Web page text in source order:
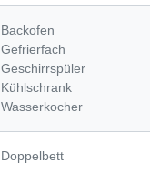
Backofen
Gefrierfach
Geschirrspüler
Kühlschrank
Wasserkocher
Doppelbett